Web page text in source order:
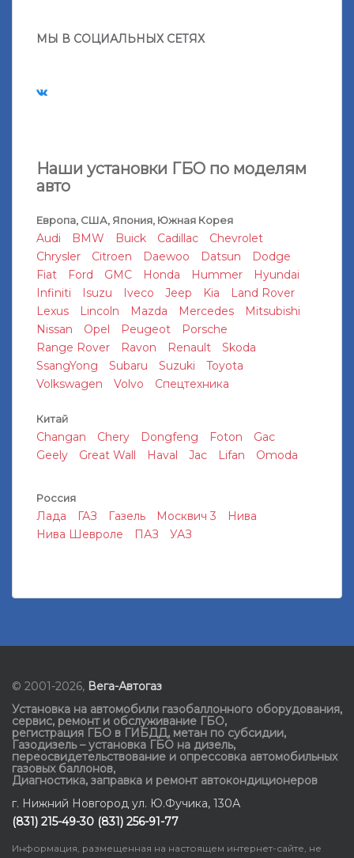
МЫ В СОЦИАЛЬНЫХ СЕТЯХ
Наши установки ГБО по моделям
авто
Европа, США, Япония, Южная Корея
Audi BMW Buick Cadillac
Chevrolet
Chrysler
Citroen Daewoo Datsun
Dodge
Fiat
Ford GMC Honda Hummer
Hyundai
Infiniti
Isuzu Iveco Jeep Kia
Land Rover
Lexus
Lincoln Mazda Mercedes
Mitsubishi
Nissan
Opel Peugeot
Porsche
Range Rover
Ravon Renault
Skoda
SsangYong
Subaru Suzuki
Toyota
Volkswagen
Volvo Спецтехника
Китай
Changan Chery Dongfeng Foton
Gac
Geely
Great Wall Haval Jac Lifan Omoda
Россия
Лада ГАЗ Газель Москвич 3
Нива
Нива Шевроле
ПАЗ УАЗ
© 2001-2026, Вега-Автогаз
Установка на автомобили газобаллонного оборудования,
сервис, ремонт и обслуживание ГБО,
регистрация ГБО в ГИБДД, метан по субсидии,
Газодизель – установка ГБО на дизель,
переосвидетельствование и опрессовка автомобильных
газовых баллонов,
Диагностика, заправка и ремонт автокондиционеров
г. Нижний Новгород ул. Ю.Фучика, 130А
(831) 215-49-30 (831) 256-91-77
Информация, размещенная на настоящем интернет-сайте, не